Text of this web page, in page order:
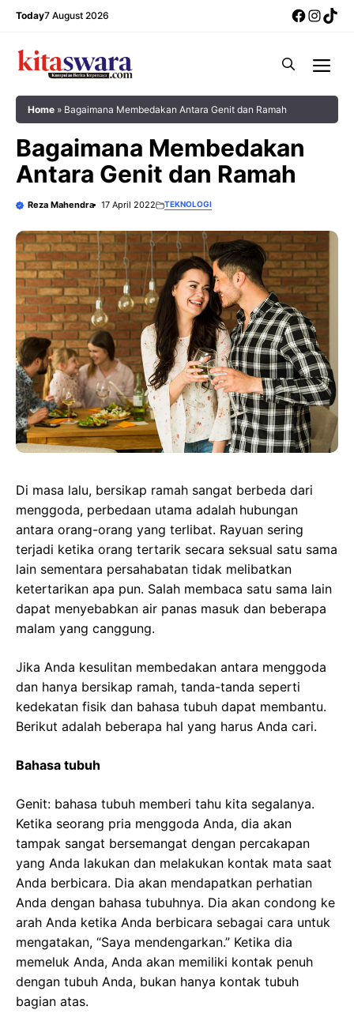
Skip
content
Today7 August 2026
Home » Bagaimana Membedakan Antara Genit dan Ramah
Bagaimana Membedakan
Antara Genit dan Ramah
Reza Mahendra 17 April 2022 TEKNOLOGI
Di masa lalu, bersikap ramah sangat berbeda dari
menggoda, perbedaan utama adalah hubungan
antara orang-orang yang terlibat. Rayuan sering
terjadi ketika orang tertarik secara seksual satu sama
lain sementara persahabatan tidak melibatkan
ketertarikan apa pun. Salah membaca satu sama lain
dapat menyebabkan air panas masuk dan beberapa
malam yang canggung.
Jika Anda kesulitan membedakan antara menggoda
dan hanya bersikap ramah, tanda-tanda seperti
kedekatan fisik dan bahasa tubuh dapat membantu.
Berikut adalah beberapa hal yang harus Anda cari.
Bahasa tubuh
Genit: bahasa tubuh memberi tahu kita segalanya.
Ketika seorang pria menggoda Anda, dia akan
tampak sangat bersemangat dengan percakapan
yang Anda lakukan dan melakukan kontak mata saat
Anda berbicara. Dia akan mendapatkan perhatian
Anda dengan bahasa tubuhnya. Dia akan condong ke
arah Anda ketika Anda berbicara sebagai cara untuk
mengatakan, “Saya mendengarkan.” Ketika dia
memeluk Anda, Anda akan memiliki kontak penuh
dengan tubuh Anda, bukan hanya kontak tubuh
bagian atas.